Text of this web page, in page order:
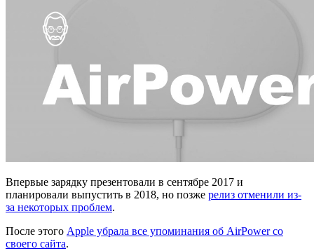
Впервые зарядку презентовали в сентябре 2017 и
планировали выпустить в 2018, но позже релиз отменили из-
за некоторых проблем.
После этого Apple убрала все упоминания об AirPower со
своего сайта.